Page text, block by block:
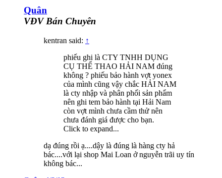
Quân
VĐV Bán Chuyên
kentran said: ↑
phiếu ghi là CTY TNHH DỤNG
CỤ THỂ THAO HẢI NAM đúng
không ? phiếu bảo hành vợt yonex
của mình cũng vậy chắc HẢI NAM
là cty nhập và phân phối sản phẩm
nên ghi tem bảo hành tại Hải Nam
còn vợt mình chưa cầm thử nên
chưa đánh giá được cho bạn.
Click to expand...
dạ đúng rồi ạ....dậy là đúng là hàng cty hả
bác....với lại shop Mai Loan ở nguyễn trãi uy tín
không bác...